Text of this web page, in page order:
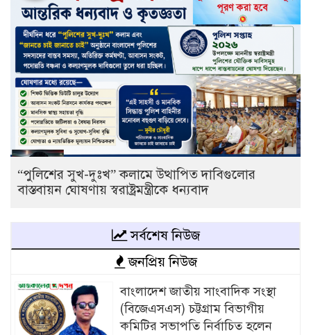
“পুলিশের সুখ-দুঃখ” কলামে উত্থাপিত দাবিগুলোর
বাস্তবায়ন ঘোষণায় স্বরাষ্ট্রমন্ত্রীকে ধন্যবাদ
সর্বশেষ নিউজ
জনপ্রিয় নিউজ
বাংলাদেশ জাতীয় সাংবাদিক সংস্থা
(বিজেএসএস) চট্টগ্রাম বিভাগীয়
কমিটির সভাপতি নির্বাচিত হলেন